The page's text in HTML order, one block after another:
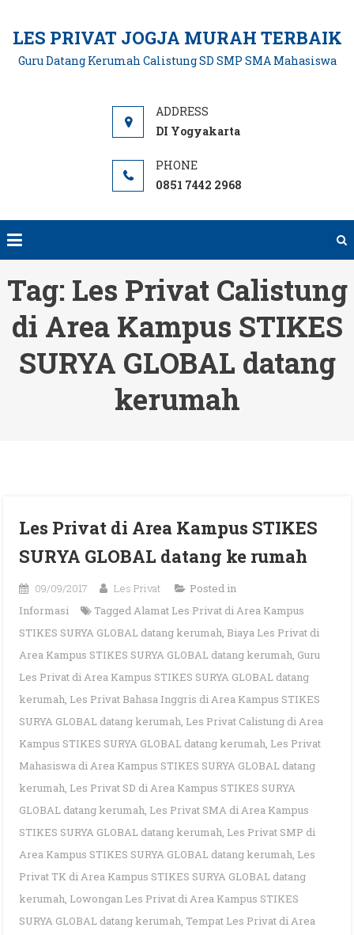
content
LES PRIVAT JOGJA MURAH TERBAIK
Guru Datang Kerumah Calistung SD SMP SMA Mahasiswa
DI Yogyakarta
0851 7442 2968
Tag: Les Privat Calistung
di Area Kampus STIKES
SURYA GLOBAL datang
kerumah
Les Privat di Area Kampus STIKES
SURYA GLOBAL datang ke rumah
09/09/2017 Les Privat
Posted in
Informasi
TaggedAlamat Les Privat di Area Kampus
STIKES SURYA GLOBAL datang kerumah, Biaya Les Privat di
Area Kampus STIKES SURYA GLOBAL datang kerumah, Guru
Les Privat di Area Kampus STIKES SURYA GLOBAL datang
kerumah, Les Privat Bahasa Inggris di Area Kampus STIKES
SURYA GLOBAL datang kerumah, Les Privat Calistung di Area
Kampus STIKES SURYA GLOBAL datang kerumah, Les Privat
Mahasiswa di Area Kampus STIKES SURYA GLOBAL datang
kerumah, Les Privat SD di Area Kampus STIKES SURYA
GLOBAL datang kerumah, Les Privat SMA di Area Kampus
STIKES SURYA GLOBAL datang kerumah, Les Privat SMP di
Area Kampus STIKES SURYA GLOBAL datang kerumah, Les
Privat TK di Area Kampus STIKES SURYA GLOBAL datang
kerumah, Lowongan Les Privat di Area Kampus STIKES
SURYA GLOBAL datang kerumah, Tempat Les Privat di Area